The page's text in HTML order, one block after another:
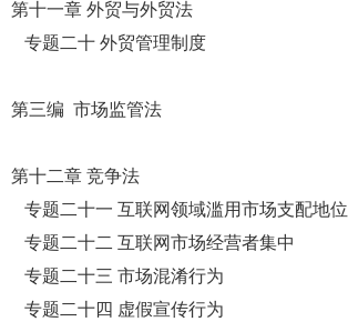
第十一章 外贸与外贸法
专题二十 外贸管理制度
第三编 市场监管法
第十二章 竞争法
专题二十一 互联网领域滥用市场支配地位
专题二十二 互联网市场经营者集中
专题二十三 市场混淆行为
专题二十四 虚假宣传行为